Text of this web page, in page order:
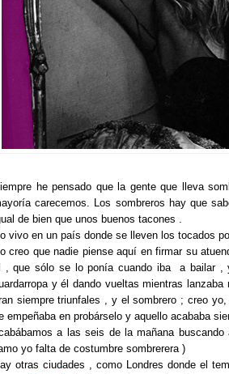
he pensado que la gente que lleva
carecemos. Los sombreros hay que
de bien que unos buenos tacones .
vivo en un país donde se lleven los tocados
creo que nadie piense aquí en firmar su
, que sólo se lo ponía cuando iba a bailar ,
y él dando vueltas mientras
siempre triunfales , y el sombrero ; creo
empeñaba en probárselo y aquello acababa
a las seis de la mañana
yo falta de costumbre sombrerera )
otras ciudades , como Londres donde el